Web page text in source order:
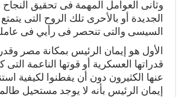
وثانى العوامل المهمة فى تحقيق النجاح
الجديدة أو بالأحرى تلك الروح التى
السيسى والتى تنحصر فى رأيي فى
الأول هو إيمان الرئيس بمكانة مصر
قدراتها العسكرية أو قوتها الناعمة التى
عنها الكثيرون دون أن يفطنوا لكيفية
إيمان الرئيس بأنه لا يوجد مستحيل